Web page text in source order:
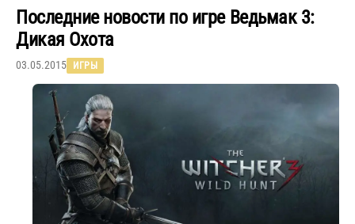
Последние новости по игре Ведьмак 3:
Дикая Охота
03.05.2015 ИГРЫ